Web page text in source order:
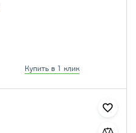
Купить в 1 клик